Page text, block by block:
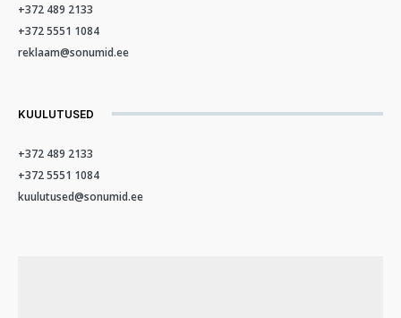
+372 489 2133
+372 5551 1084
reklaam@sonumid.ee
KUULUTUSED
+372 489 2133
+372 5551 1084
kuulutused@sonumid.ee